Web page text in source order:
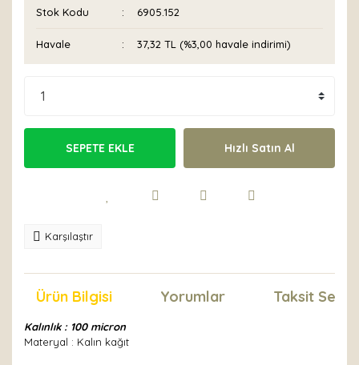
Stok Kodu 6905.152
Havale 37,32 TL (%3,00 havale indirimi)
SEPETE EKLE Hızlı Satın Al
Karşılaştır
Ürün Bilgisi Yorumlar Taksit
Kalınlık : 100 micron
Materyal : Kalın kağıt